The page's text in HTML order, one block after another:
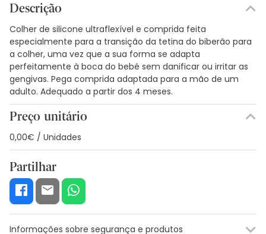
Descrição
Colher de silicone ultraflexível e comprida feita
especialmente para a transição da tetina do biberão para
a colher, uma vez que a sua forma se adapta
perfeitamente à boca do bebé sem danificar ou irritar as
gengivas. Pega comprida adaptada para a mão de um
adulto. Adequado a partir dos 4 meses.
Preço unitário
0,00€ / Unidades
Partilhar
Informações sobre segurança e produtos